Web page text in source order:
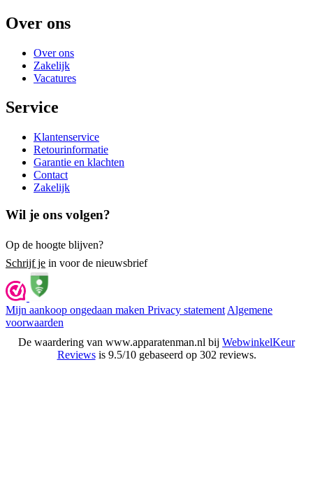
Over ons
Over ons
Zakelijk
Vacatures
Service
Klantenservice
Retourinformatie
Garantie en klachten
Contact
Zakelijk
Wil je ons volgen?
Op de hoogte blijven?
Schrijf je in voor de nieuwsbrief
Mijn aankoop ongedaan maken Privacy statement Algemene
voorwaarden
De waardering van www.apparatenman.nl bij WebwinkelKeur
Reviewsis 9.5/10 gebaseerd op 302 reviews.